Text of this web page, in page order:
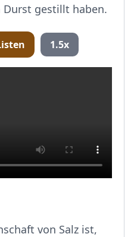
Durst gestillt haben.
1.5x
von Salz ist,